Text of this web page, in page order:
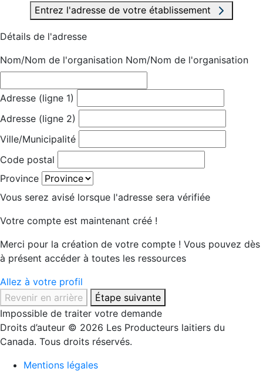
Entrez l'adresse de votre établissement
Détails de l'adresse
Nom/Nom de l'organisation Nom/Nom de l'organisation
Adresse (ligne 1)
Adresse (ligne 2)
Ville/Municipalité
Code postal
Province
Vous serez avisé lorsque l'adresse sera vérifiée
Votre compte est maintenant créé !
Merci pour la création de votre compte ! Vous pouvez dès
à présent accéder à toutes les ressources
Allez à votre profil
Revenir en arrière
Étape suivante
Impossible de traiter votre demande
Droits d’auteur © 2026 Les Producteurs laitiers du
Canada. Tous droits réservés.
Mentions légales